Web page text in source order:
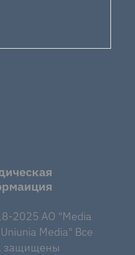
2025 AO "Media
Media" Все
защищены